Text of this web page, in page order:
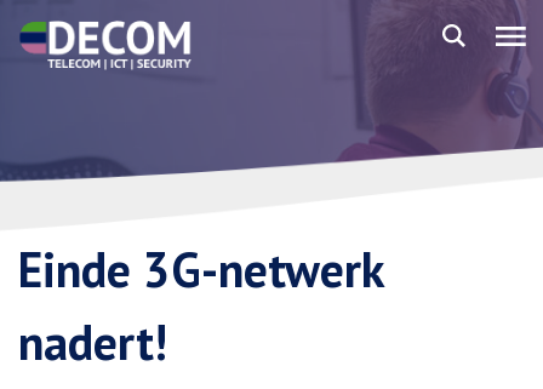
Einde 3G-netwerk
nadert!